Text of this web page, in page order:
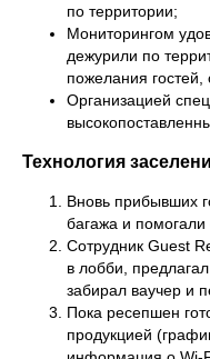
по территории;
Мониторингом
дежурили по
пожелания
Организацией
Технология
Вновь прибывших
багажа и
Сотрудник Guest
в лобби,
забирал ваучер и
Пока ресепшен
продукцией